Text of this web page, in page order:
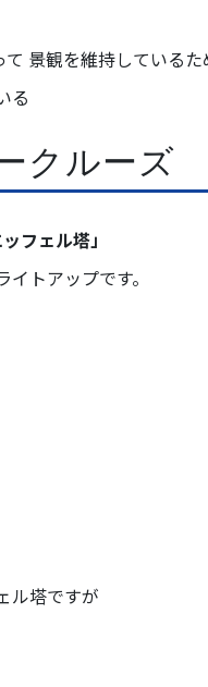
て 景観を維持しているた
る
クルーズ
ッフェル塔」
トアップです。
ル塔ですが